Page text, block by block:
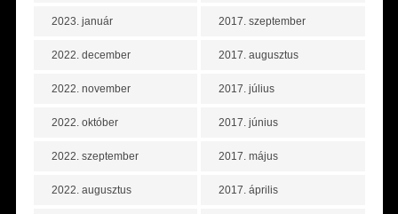
2023. január
2022. december
2022. november
2022. október
2022. szeptember
2022. augusztus
2017. szeptember
2017. augusztus
2017. július
2017. június
2017. május
2017. április